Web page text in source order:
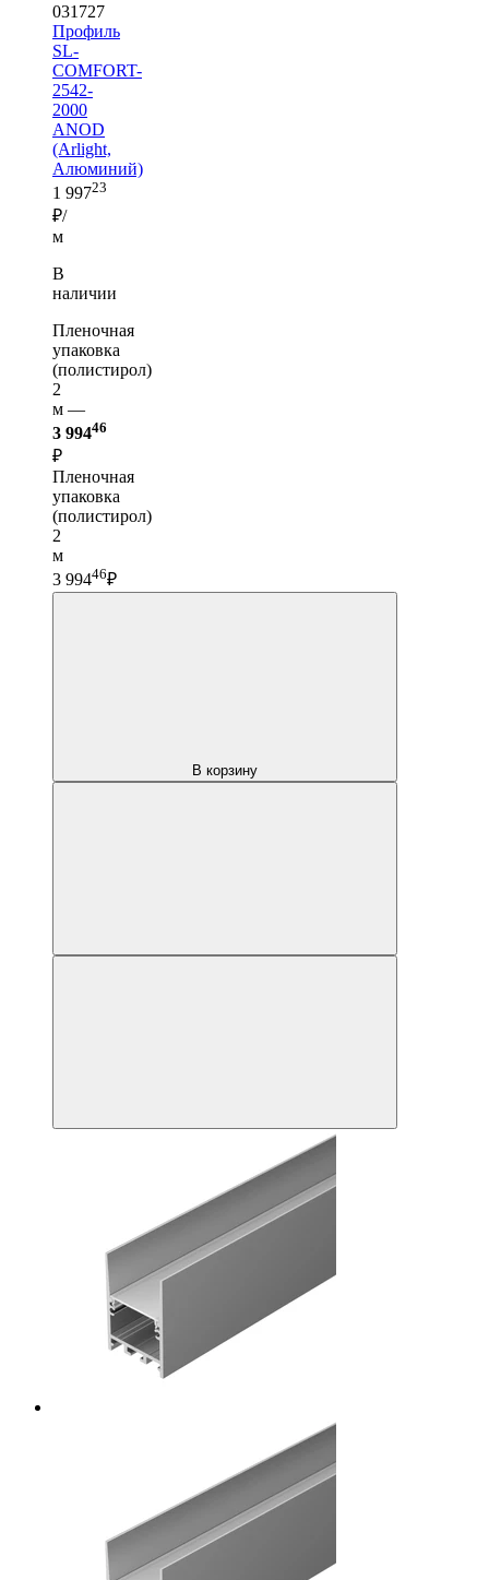
031727
Профиль
SL-
COMFORT-
2542-
2000
ANOD
(Arlight,
Алюминий)
1 99723
₽/
м
В
наличии
Пленочная
упаковка
(полистирол)
2
м —
3 99446
₽
Пленочная
упаковка
(полистирол)
2
м
3 99446₽
В корзину